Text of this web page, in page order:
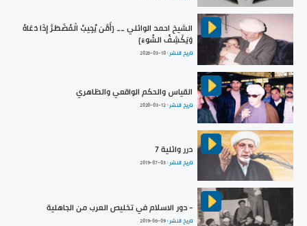
الشيخ احمد الوائلي __ {أَمَّن يُجِيبُ الْمُضْطَرَّ إِذَا دَعَاهُ
وَيَكْشِفُ السُّوءَ}
تاريخ النشر :2026-03-10
القياس والحكم الواقعي والظاهري
تاريخ النشر :2020-03-12
درر وائلية 7
تاريخ النشر :2019-07-03
- دور الاسلام في تخليص العرب من الجاهلية
تاريخ النشر :2019-06-09